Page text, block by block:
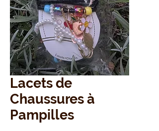
Lacets de
Chaussures à
Pampilles